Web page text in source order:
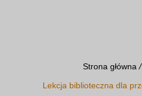
Strona główna /
Lekcja biblioteczna dla